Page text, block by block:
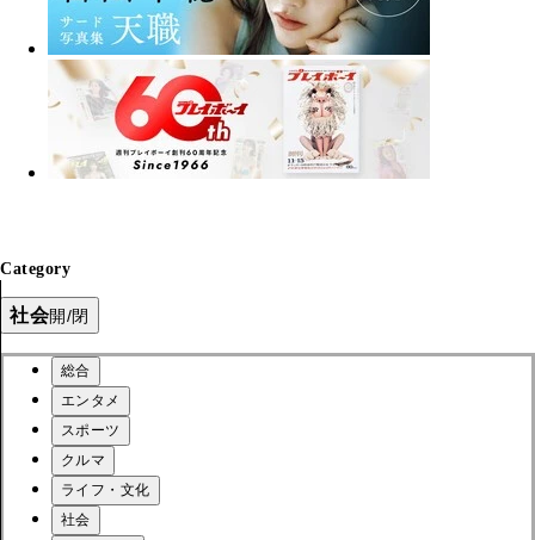
Category
社会開/閉
総合
エンタメ
スポーツ
クルマ
ライフ・文化
社会